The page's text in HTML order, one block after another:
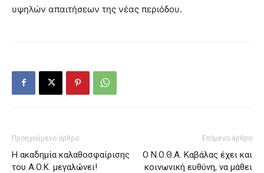
υψηλών απαιτήσεων της νέας περιόδου.
Προηγούμενο άρθρο
Η ακαδημία καλαθοσφαίρισης
του Α.Ο.Κ. μεγαλώνει!
Επόμενο άρθρο
Ο Ν.Ο.Θ.Α. Καβάλας έχει και
κοινωνική ευθύνη, να μάθει